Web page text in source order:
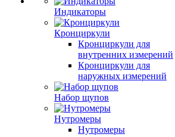
Индикаторы
Кронциркули
Кронциркули для
внутренних измерений
Кронциркули для
наружных измерений
Набор щупов
Нутромеры
Нутромеры